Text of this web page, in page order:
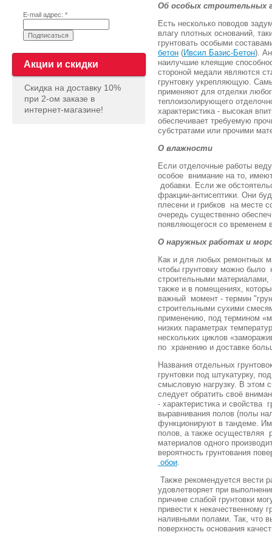
E-mail адрес: *
Акции и скидки
Скидка на доставку 10%
при 2-ом заказе в
интернет-магазине!
Об особых строительных
Есть несколько поводов
влагу плотных оснований,
грунтовать особыми
бетон (Ивсил Базис-Бетон).
наилучшие клеящие
стороной медали являются
грунтовку укрепляющую.
применяют для отделки
теплоизолирующего
характеристика - высокая
обеспечивает требуемую
субстратами или прочими
О влажности
Если отделочные работы
особое внимание на то,
добавки. Если же
фракции-антисептики. Они
плесени и грибков на месте
очередь существенно
появляющегося со временем
О наружных работах и
Как и для любых ремонтных
чтобы грунтовку можно было
строительными
также и в помещениях,
важный момент - термин
строительными сухими
применению, под термином
низких параметрах
нескольких циклов
по хранению и доставке
Названия отдельных
грунтовки под штукатурку,
смысловую нагрузку. В этом
следует обратить своё
- характеристика и свойства
выравнивания полов (полы
функционируют в тандеме.
полов, а также осуществляя
материалов одного
вероятность грунтования
обои
Также рекомендуется вести
удовлетворяет при
причине слабой грунтовки
привести к некачественному
наливными полами. Так, что
поверхность основания